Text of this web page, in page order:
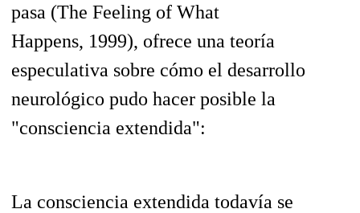
pasa (The Feeling of What
Happens, 1999), ofrece una teoría
especulativa sobre cómo el desarrollo
neurológico pudo hacer posible la
"consciencia extendida":
La consciencia extendida todavía se